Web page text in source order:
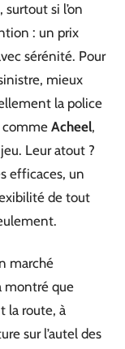
si l’on
: un prix
sérénité. Pour
mieux
la police
comme Acheel,
Leur atout ?
efficaces, un
de tout
marché
montré que
la route, à
sur l’autel des